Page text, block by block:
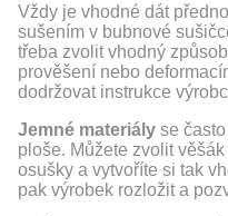
Vždy je vhodné dát
sušením v bubnové
třeba zvolit vhodný
prověšení nebo
dodržovat instrukce
Jemné materiály se
ploše. Můžete zvolit
osušky a vytvoříte si tak
pak výrobek rozložit a